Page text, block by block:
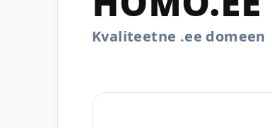
Kvaliteetne .ee domeen